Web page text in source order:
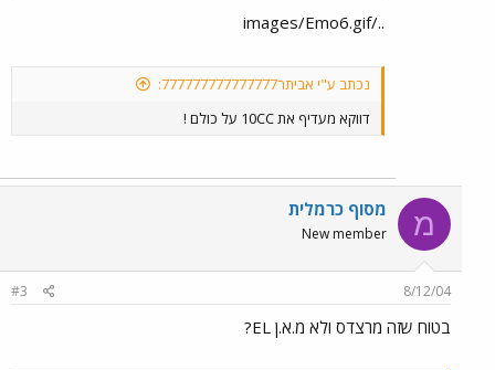
../images/Emo6.gif
נכתב ע"י אביתר777777777777777:
דווקא מעדיף את 10CC על כולם !
מ מסוף כרמלית
New member
8/12/04
#3
בטוח שזה מרצדס ולא מ.א.ן EL?